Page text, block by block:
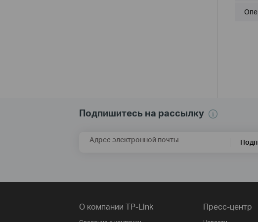
Подпишитесь на рассылку
Адрес электронной почты
О компании TP-Link Пресс-центр